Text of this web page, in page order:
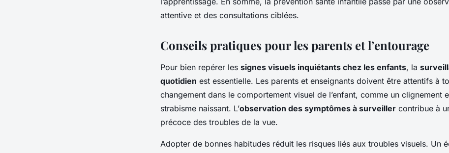
attentive et des consultations ciblées.
Conseils pratiques pour les parents et l’entourage
Pour bien repérer les signes visuels inquiétants chez les enfants, la
quotidien est essentielle. Les parents et enseignants doivent être attentifs à
changement dans le comportement visuel de l’enfant, comme un clignement
strabisme naissant. L’observation des symptômes à surveiller contribue à
précoce des troubles de la vue.
Adopter de bonnes habitudes réduit les risques liés aux troubles visuels. Un